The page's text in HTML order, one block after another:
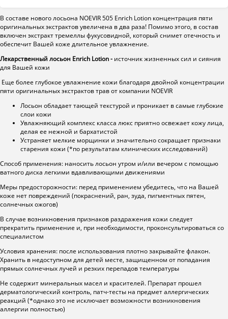
В составе нового лосьона NOEVIR 505 Enrich Lotion концентрация пяти
оригинальных экстрактов увеличена в два раза! Помимо этого, в состав
включен экстракт тремеллы фукусовидной, который снимет отечность и
обеспечит Вашей коже длительное увлажнение.
Лекарственный лосьон Enrich Lotion - источник жизненных сил и сияния
для Вашей кожи
Еще более глубокое увлажнение кожи благодаря двойной концентрации
пяти оригинальных экстрактов трав от компании NOEVIR
Лосьон обладает тающей текстурой и проникает в самые глубокие
слои кожи
Увлажняющий комплекс класса люкс приятно освежает кожу лица,
делая ее нежной и бархатистой
Устраняет мелкие морщинки и значительно сокращает признаки
старения кожи (*по результатам клинических исследований)
Способ применения: наносить лосьон утром и/или вечером с помощью
ватного диска легкими вдавливающими движениями
Меры предосторожности: перед применением убедитесь, что на Вашей
коже нет повреждений (покраснений, ран, зуда, пигментных пятен,
солнечных ожогов)
В случае возникновения признаков раздражения кожи следует
прекратить применение и, при необходимости, проконсультироваться со
специалистом
Условия хранения: после использования плотно закрывайте флакон.
Хранить в недоступном для детей месте, защищенном от попадания
прямых солнечных лучей и резких перепадов температуры
Не содержит минеральных масел и красителей. Препарат прошел
дерматологический контроль, патч-тесты на предмет аллергических
реакций (*однако это не исключает возможности возникновения
аллергии полностью)